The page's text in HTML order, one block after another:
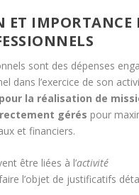
ET IMPORTANCE
sont des dépenses
dans l’exercice de son
la réalisation de
gérés pour
et financiers.
être liées à l’activité
l’objet de justificatifs